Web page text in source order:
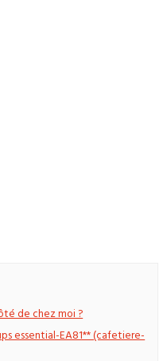
de chez moi ?
essential-EA81** (cafetiere-